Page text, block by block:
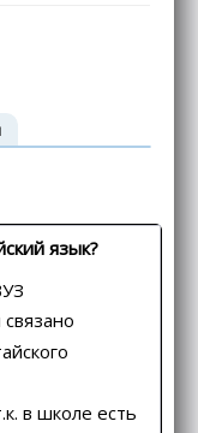
язык?
в школе есть